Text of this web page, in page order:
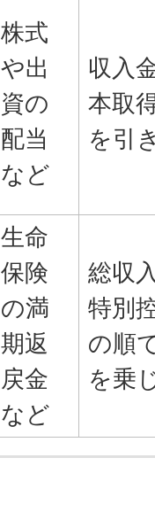
株式
や出
資の
配当
など
収入
本取
を引
生命
保険
の満
期返
戻金
など
総収
特別
の順
を乗